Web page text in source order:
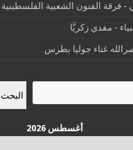
فرقة الفنون الشعبية الفلسطينية
- مفدي زكريَّا
غناء جوليا بطرس
البحث
أغسطس 2026